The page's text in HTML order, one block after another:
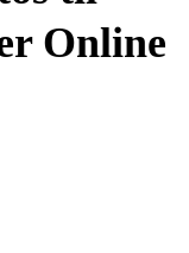
Online